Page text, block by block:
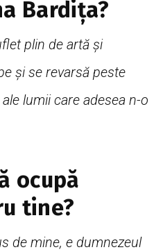
Bardița?
plin de artă și
și se revarsă peste
lumii care adesea n-o
ocupă
tine?
de mine, e dumnezeul